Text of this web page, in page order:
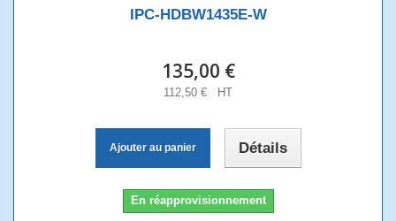
IPC-HDBW1435E-W
135,00 €
112,50 € HT
Ajouter au panier Détails
En réapprovisionnement